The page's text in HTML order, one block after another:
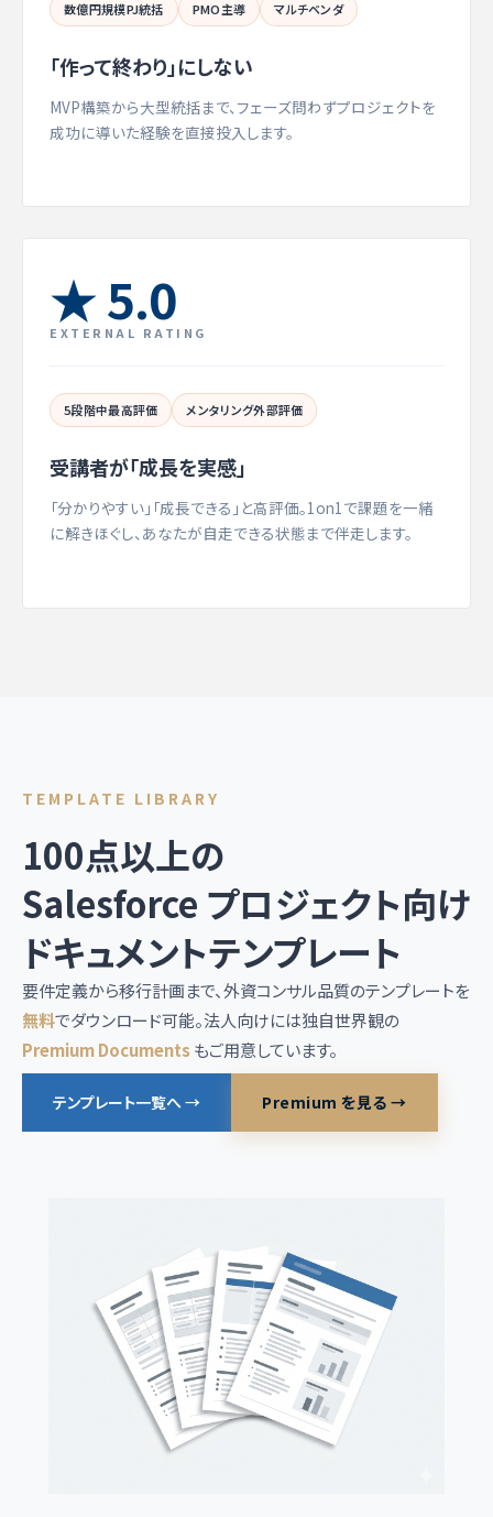
数億円規模PJ統括 PMO主導 マルチベンダ
「作って終わり」にしない
MVP構築から大型統括まで、フェーズ問わずプロジェクトを
成功に導いた経験を直接投入します。
★ 5.0
EXTERNAL RATING
5段階中最高評価 メンタリング外部評価
受講者が「成長を実感」
「分かりやすい」「成長できる」と高評価。1on1で課題を一緒
に解きほぐし、あなたが自走できる状態まで伴走します。
TEMPLATE LIBRARY
100点以上の
Salesforce プロジェクト向け
ドキュメントテンプレート
要件定義から移行計画まで、外資コンサル品質のテンプレートを
無料でダウンロード可能。法人向けには独自世界観の
Premium Documentsもご用意しています。
テンプレート一覧へ → Premium を見る →